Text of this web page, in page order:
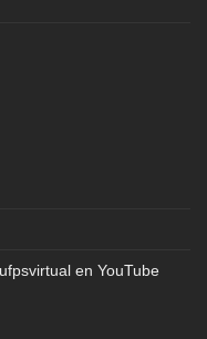
en YouTube